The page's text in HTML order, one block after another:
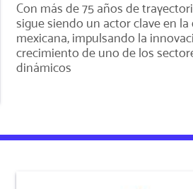
Con más de 75 años de
sigue siendo un actor clave en la
mexicana, impulsando la
crecimiento de uno de los
dinámicos